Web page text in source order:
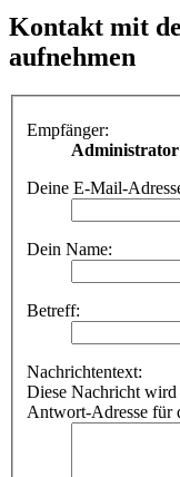
Kontakt mit
aufnehmen
Empfänger:
Administrator
Deine E-Mail-
Dein Name:
Betreff:
Nachrichtentext:
Diese Nachricht
Antwort-Adresse für